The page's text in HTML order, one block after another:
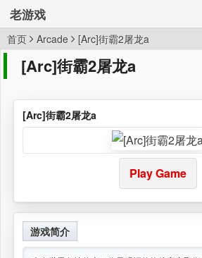
老游戏
首页 Arcade [Arc]街霸2屠龙a
[Arc]街霸2屠龙a
[Arc]街霸2屠龙a
Play Game
游戏简介